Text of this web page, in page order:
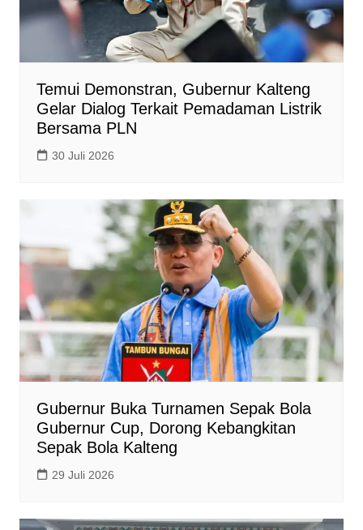
Temui Demonstran, Gubernur Kalteng
Gelar Dialog Terkait Pemadaman Listrik
Bersama PLN
30 Juli 2026
Gubernur Buka Turnamen Sepak Bola
Gubernur Cup, Dorong Kebangkitan
Sepak Bola Kalteng
29 Juli 2026